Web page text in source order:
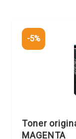
-5%
Toner
MAGENTA